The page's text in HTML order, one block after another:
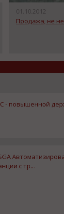
01.10.2012
Продажа, не
- повышенной
с тр...